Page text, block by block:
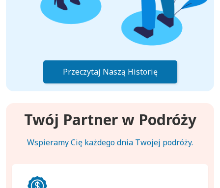
Przeczytaj Naszą Historię
Twój Partner w Podróży
Wspieramy Cię każdego dnia Twojej podróży.